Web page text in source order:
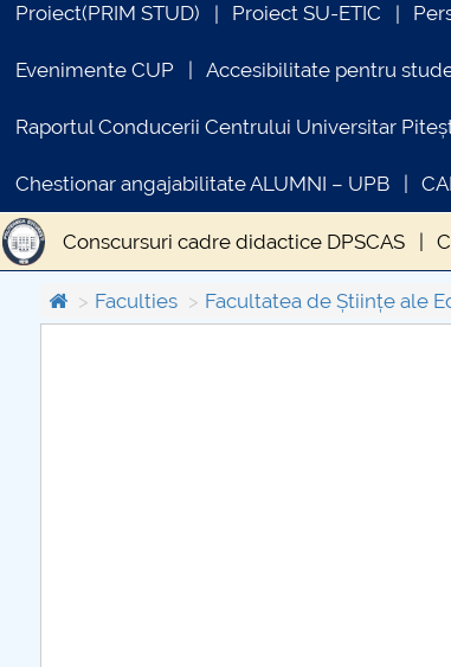
Proiect(PRIM STUD) Proiect SU-ETIC
Evenimente CUP Accesibilitate pentru
Raportul Conducerii Centrului Universitar
Chestionar angajabilitate ALUMNI – UPB
Conscursuri cadre didactice DPSCAS
Faculties Facultatea de Științe ale